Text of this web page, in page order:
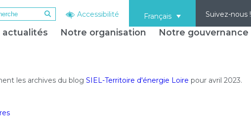
Accessibilité Français Suivez-nous !
actualités Notre organisation Notre gouvernance
les archives du blogSIEL-Territoire d'énergie Loire pour avril 2023.